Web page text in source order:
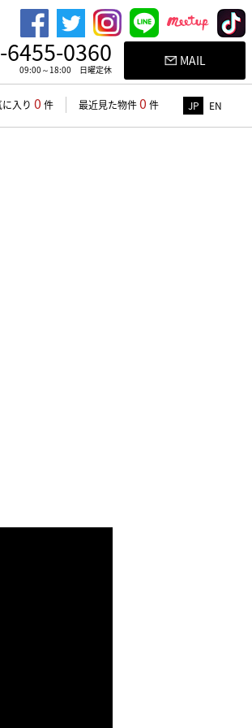
6455-0360
09:00～18:00 日曜定休
MAIL
入り 0 件 最近見た物件0 件 JP EN